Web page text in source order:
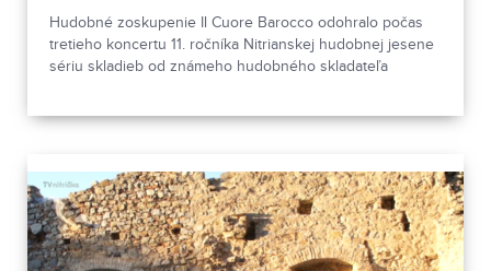
Hudobné zoskupenie Il Cuore Barocco odohralo počas
tretieho koncertu 11. ročníka Nitrianskej hudobnej jesene
sériu skladieb od známeho hudobného skladateľa